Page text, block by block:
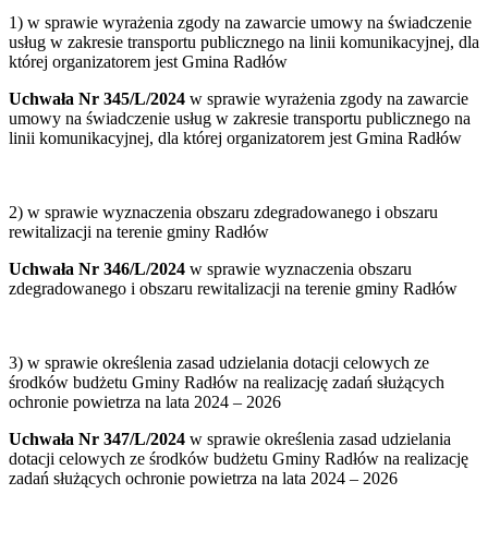
1) w sprawie wyrażenia zgody na zawarcie umowy na świadczenie
usług w zakresie transportu publicznego na linii komunikacyjnej, dla
której organizatorem jest Gmina Radłów
Uchwała Nr 345/L/2024 w sprawie wyrażenia zgody na zawarcie
umowy na świadczenie usług w zakresie transportu publicznego na
linii komunikacyjnej, dla której organizatorem jest Gmina Radłów
2) w sprawie wyznaczenia obszaru zdegradowanego i obszaru
rewitalizacji na terenie gminy Radłów
Uchwała Nr 346/L/2024 w sprawie wyznaczenia obszaru
zdegradowanego i obszaru rewitalizacji na terenie gminy Radłów
3) w sprawie określenia zasad udzielania dotacji celowych ze
środków budżetu Gminy Radłów na realizację zadań służących
ochronie powietrza na lata 2024 – 2026
Uchwała Nr 347/L/2024 w sprawie określenia zasad udzielania
dotacji celowych ze środków budżetu Gminy Radłów na realizację
zadań służących ochronie powietrza na lata 2024 – 2026